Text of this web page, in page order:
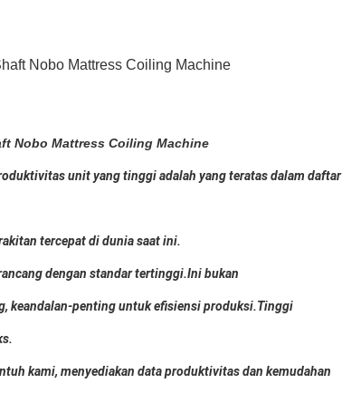
Nobo Mattress Coiling Machine
Nobo Mattress Coiling Machine
unit yang tinggi adalah yang teratas dalam daftar
tercepat di dunia saat ini.
dengan standar tertinggi.Ini bukan
keandalan-penting untuk efisiensi produksi.Tinggi
kami, menyediakan data produktivitas dan kemudahan